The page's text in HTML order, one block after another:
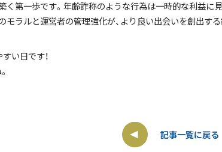
く第一歩です。年齢詐称のような行為は一時的な利益に
モラルと運営者の管理強化が、より良い出会いを創出する
い日です！
記事一覧に戻る